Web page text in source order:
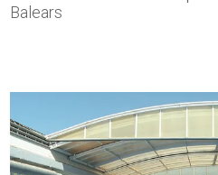
Balears